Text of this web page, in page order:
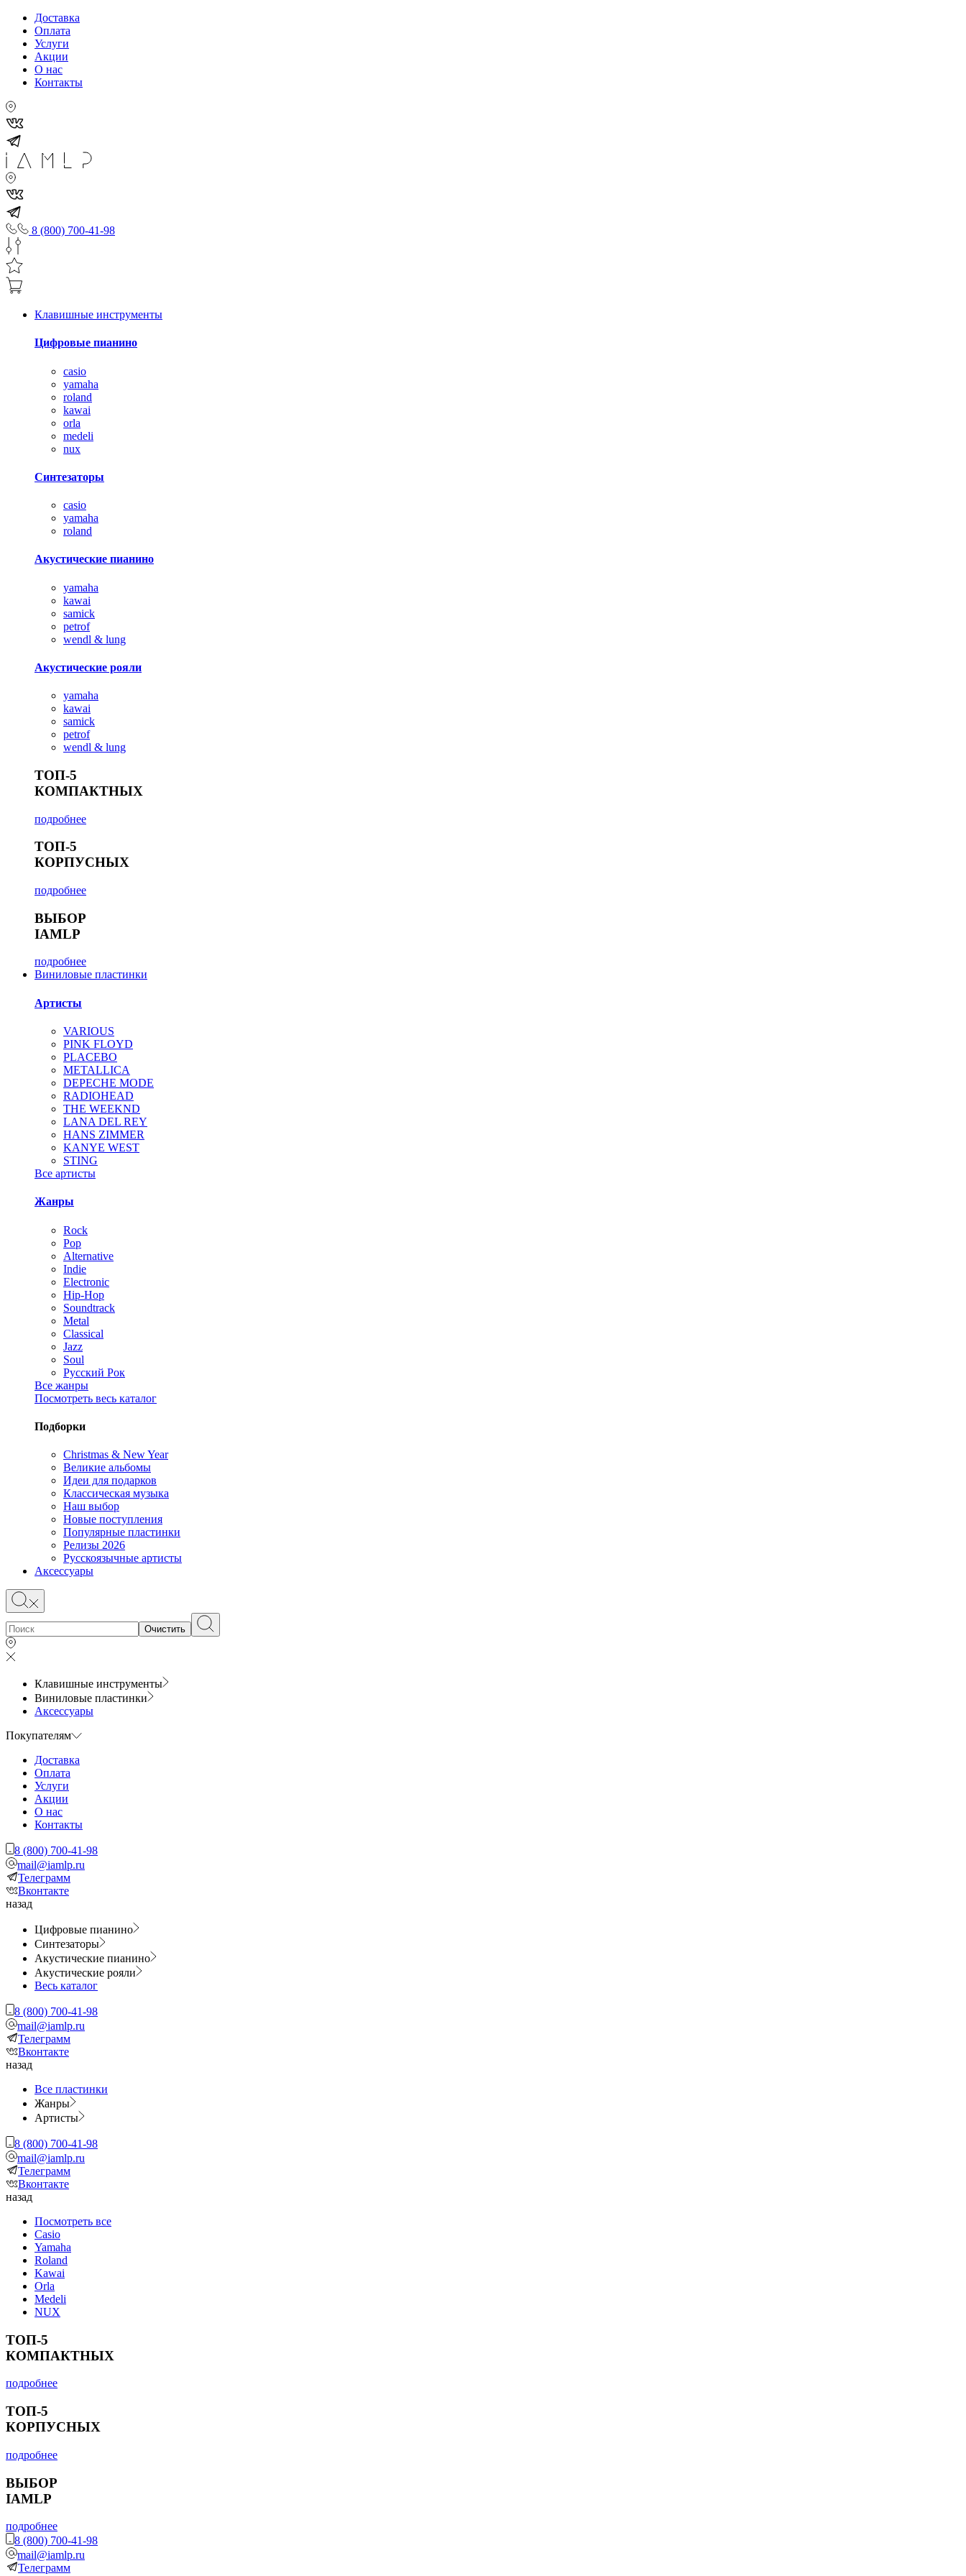
Доставка
Оплата
Услуги
Акции
О нас
Контакты
8 (800) 700-41-98
Клавишные инструменты
Цифровые пианино
casio
yamaha
roland
kawai
orla
medeli
nux
Синтезаторы
casio
yamaha
roland
Акустические пианино
yamaha
kawai
samick
petrof
wendl & lung
Акустические рояли
yamaha
kawai
samick
petrof
wendl & lung
ТОП-5
КОМПАКТНЫХ
подробнее
ТОП-5
КОРПУСНЫХ
подробнее
ВЫБОР
IAMLP
подробнее
Виниловые пластинки
Артисты
VARIOUS
PINK FLOYD
PLACEBO
METALLICA
DEPECHE MODE
RADIOHEAD
THE WEEKND
LANA DEL REY
HANS ZIMMER
KANYE WEST
STING
Все артисты
Жанры
Rock
Pop
Alternative
Indie
Electronic
Hip-Hop
Soundtrack
Metal
Classical
Jazz
Soul
Русский Рок
Все жанры
Посмотреть весь каталог
Подборки
Christmas & New Year
Великие альбомы
Идеи для подарков
Классическая музыка
Наш выбор
Новые поступления
Популярные пластинки
Релизы 2026
Русскоязычные артисты
Аксессуары
Очистить
Клавишные инструменты
Виниловые пластинки
Аксессуары
Покупателям
Доставка
Оплата
Услуги
Акции
О нас
Контакты
8 (800) 700-41-98
mail@iamlp.ru
Телеграмм
Вконтакте
назад
Цифровые пианино
Синтезаторы
Акустические пианино
Акустические рояли
Весь каталог
8 (800) 700-41-98
mail@iamlp.ru
Телеграмм
Вконтакте
назад
Все пластинки
Жанры
Артисты
8 (800) 700-41-98
mail@iamlp.ru
Телеграмм
Вконтакте
назад
Посмотреть все
Casio
Yamaha
Roland
Kawai
Orla
Medeli
NUX
ТОП-5
КОМПАКТНЫХ
подробнее
ТОП-5
КОРПУСНЫХ
подробнее
ВЫБОР
IAMLP
подробнее
8 (800) 700-41-98
mail@iamlp.ru
Телеграмм